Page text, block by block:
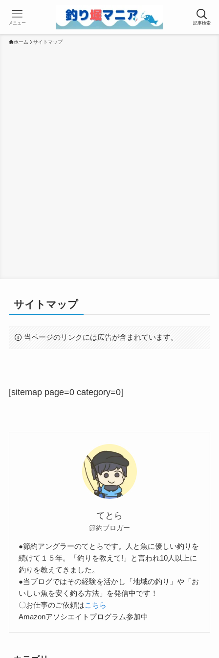
記事検索
メニュー
ホーム サイトマップ
サイトマップ
当ページのリンクには広告が含まれています。
[sitemap page=0 category=0]
てとら
節約ブロガー
●節約アングラーのてとらです。人と魚に優しい釣りを
続けて１５年。「釣りを教えて!」と言われ10人以上に
釣りを教えてきました。
●当ブログではその経験を活かし「地域の釣り」や「お
いしい魚を安く釣る方法」を発信中です！
〇お仕事のご依頼はこちら
Amazonアソシエイトプログラム参加中